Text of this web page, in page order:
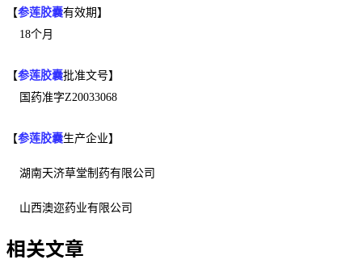
【参莲胶囊有效期】
18个月
【参莲胶囊批准文号】
国药准字Z20033068
【参莲胶囊生产企业】
湖南天济草堂制药有限公司
山西澳迩药业有限公司
相关文章